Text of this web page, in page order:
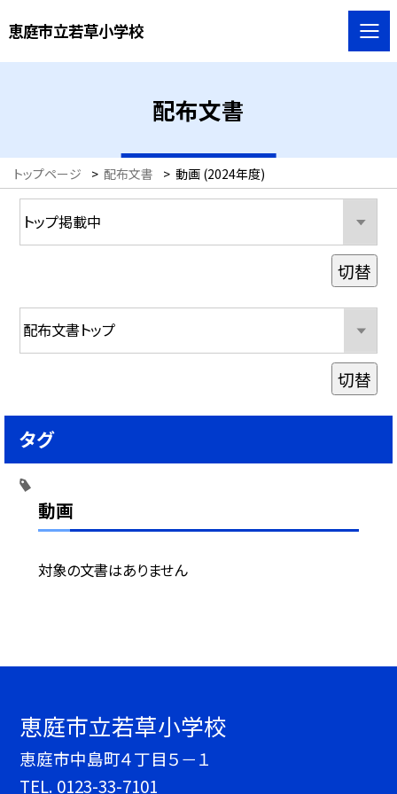
恵庭市立若草小学校
配布文書
トップページ > 配布文書 > 動画 (2024年度)
動画
対象の文書はありません
切替
切替
タグ
恵庭市立若草小学校
恵庭市中島町４丁目５－１
TEL. 0123-33-7101